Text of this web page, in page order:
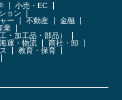
小売・EC
ョン
ー 不動産
金融
業
・加工品・部品）
運・物流
商社・卸
教育・保育